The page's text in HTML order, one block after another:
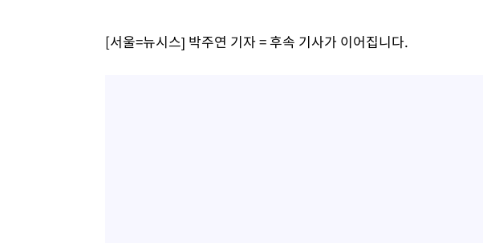
[서울=뉴시스] 박주연 기자 = 후속 기사가 이어집니다.